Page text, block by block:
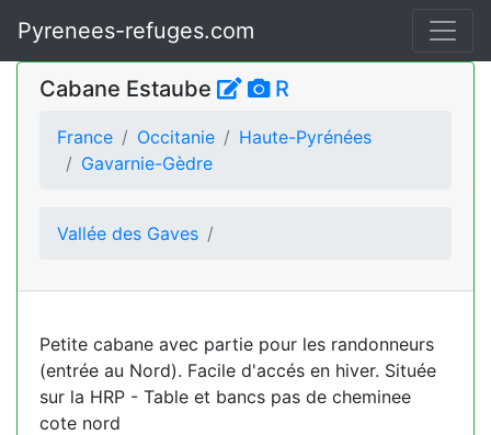
Pyrenees-refuges.com
Cabane Estaube R
France Occitanie
Haute-Pyrénées
Gavarnie-Gèdre
Vallée des Gaves
Petite cabane avec partie pour les randonneurs
(entrée au Nord). Facile d'accés en hiver. Située
sur la HRP - Table et bancs pas de cheminee
cote nord